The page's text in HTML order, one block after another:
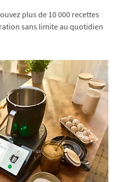
plus de 10 000 recettes
sans limite au quotidien